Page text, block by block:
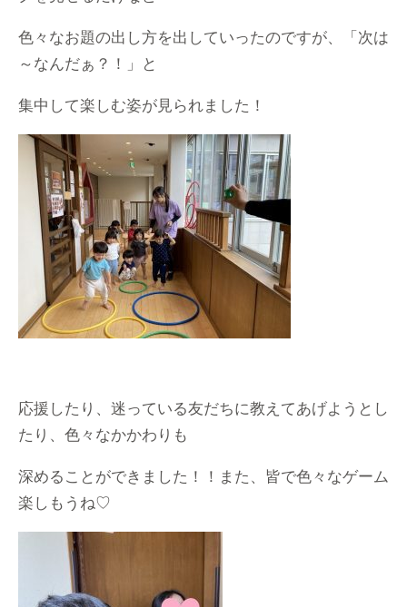
色々なお題の出し方を出していったのですが、「次は
～なんだぁ？！」と
集中して楽しむ姿が見られました！
応援したり、迷っている友だちに教えてあげようとし
たり、色々なかかわりも
深めることができました！！また、皆で色々なゲーム
楽しもうね♡